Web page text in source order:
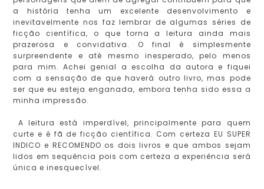
a história tenha um excelente desenvolvimento e
inevitavelmente nos faz lembrar de algumas séries de
ficção científica, o que torna a leitura ainda mais
prazerosa e convidativa. O final é simplesmente
surpreendente e até mesmo inesperado, pelo menos
para mim. Achei genial a escolha da autora e fiquei
com a sensação de que haverá outro livro, mas pode
ser que eu esteja enganada, embora tenha sido essa a
minha impressão.
A leitura está imperdível, principalmente para quem
curte e é fã de ficção científica. Com certeza EU SUPER
INDICO e RECOMENDO os dois livros e que ambos sejam
lidos em sequência pois com certeza a experiência será
única e inesquecível.